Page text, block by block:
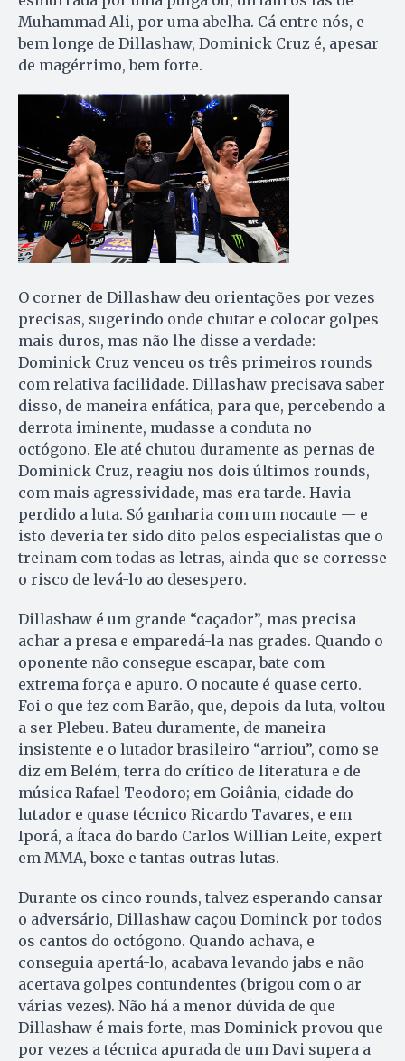
Muhammad Ali, por uma abelha. Cá entre nós, e
bem longe de Dillashaw, Dominick Cruz é, apesar
de magérrimo, bem forte.
O corner de Dillashaw deu orientações por vezes
precisas, sugerindo onde chutar e colocar golpes
mais duros, mas não lhe disse a verdade:
Dominick Cruz venceu os três primeiros rounds
com relativa facilidade. Dillashaw precisava saber
disso, de maneira enfática, para que, percebendo a
derrota iminente, mudasse a conduta no
octógono. Ele até chutou duramente as pernas de
Dominick Cruz, reagiu nos dois últimos rounds,
com mais agressividade, mas era tarde. Havia
perdido a luta. Só ganharia com um nocaute — e
isto deveria ter sido dito pelos especialistas que o
treinam com todas as letras, ainda que se corresse
o risco de levá-lo ao desespero.
Dillashaw é um grande “caçador”, mas precisa
achar a presa e emparedá-la nas grades. Quando o
oponente não consegue escapar, bate com
extrema força e apuro. O nocaute é quase certo.
Foi o que fez com Barão, que, depois da luta, voltou
a ser Plebeu. Bateu duramente, de maneira
insistente e o lutador brasileiro “arriou”, como se
diz em Belém, terra do crítico de literatura e de
música Rafael Teodoro; em Goiânia, cidade do
lutador e quase técnico Ricardo Tavares, e em
Iporá, a Ítaca do bardo Carlos Willian Leite, expert
em MMA, boxe e tantas outras lutas.
Durante os cinco rounds, talvez esperando cansar
o adversário, Dillashaw caçou Dominck por todos
os cantos do octógono. Quando achava, e
conseguia apertá-lo, acabava levando jabs e não
acertava golpes contundentes (brigou com o ar
várias vezes). Não há a menor dúvida de que
Dillashaw é mais forte, mas Dominick provou que
por vezes a técnica apurada de um Davi supera a